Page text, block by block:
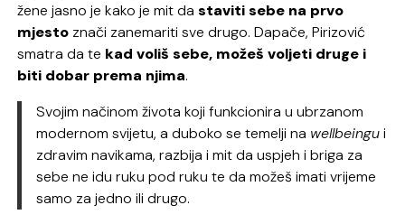
žene jasno je kako je mit dastaviti sebe na prvo
mjesto znači zanemariti sve drugo. Dapače, Pirizović
smatra da te kad voliš sebe, možeš voljeti druge i
biti dobar prema njima.
Svojim načinom života koji funkcionira u ubrzanom
modernom svijetu, a duboko se temelji na wellbeingui
zdravim navikama, razbija i mit da uspjeh i briga za
sebe ne idu ruku pod ruku te da možeš imati vrijeme
samo za jedno ili drugo.